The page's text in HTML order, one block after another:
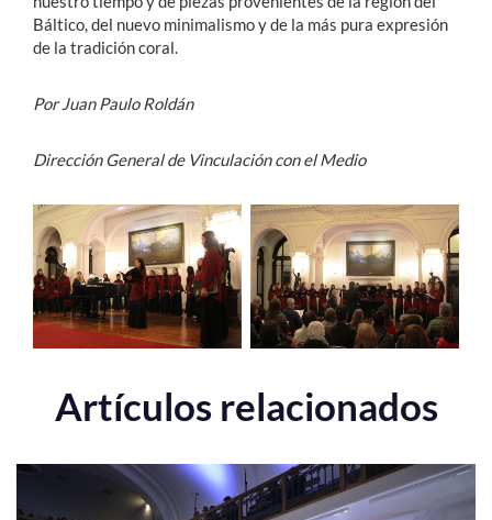
Báltico, del nuevo minimalismo y de la más pura expresión
de la tradición coral.
Por Juan Paulo Roldán
Dirección General de Vinculación con el Medio
Artículos relacionados